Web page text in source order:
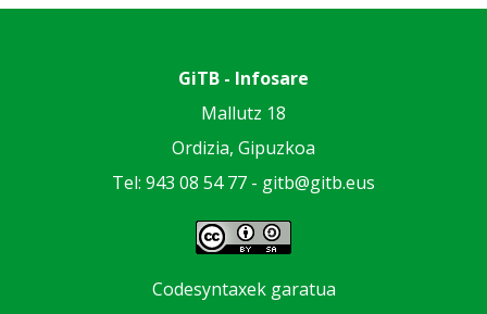
GiTB - Infosare
Mallutz 18
Ordizia, Gipuzkoa
Tel: 943 08 54 77 - gitb@gitb.eus
Codesyntaxek garatua